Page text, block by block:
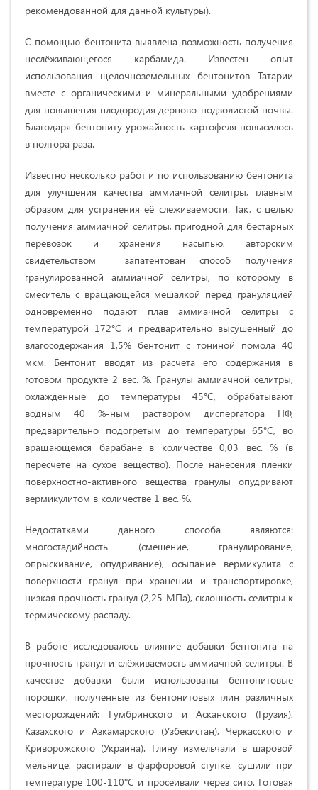
рекомендованной для данной культуры).
С помощью бентонита выявлена возможность получения
неслёживающегося карбамида. Известен опыт
использования щелочноземельных бентонитов Татарии
вместе с органическими и минеральными удобрениями
для повышения плодородия дерново-подзолистой почвы.
Благодаря бентониту урожайность картофеля повысилось
в полтора раза.
Известно несколько работ и по использованию бентонита
для улучшения качества аммиачной селитры, главным
образом для устранения её слеживаемости. Так, с целью
получения аммиачной селитры, пригодной для бестарных
перевозок и хранения насыпью, авторским
свидетельством запатентован способ получения
гранулированной аммиачной селитры, по которому в
смеситель с вращающейся мешалкой перед грануляцией
одновременно подают плав аммиачной селитры с
температурой 172°С и предварительно высушенный до
влагосодержания 1,5% бентонит с тониной помола 40
мкм. Бентонит вводят из расчета его содержания в
готовом продукте 2 вес. %. Гранулы аммиачной селитры,
охлажденные до температуры 45°С, обрабатывают
водным 40 %-ным раствором диспергатора НФ,
предварительно подогретым до температуры 65°С, во
вращающемся барабане в количестве 0,03 вес. % (в
пересчете на сухое вещество). После нанесения плёнки
поверхностно-активного вещества гранулы опудривают
вермикулитом в количестве 1 вес. %.
Недостатками данного способа являются:
многостадийность (смешение, гранулирование,
опрыскивание, опудривание), осыпание вермикулита с
поверхности гранул при хранении и транспортировке,
низкая прочность гранул (2,25 МПа), склонность селитры к
термическому распаду.
В работе исследовалось влияние добавки бентонита на
прочность гранул и слёживаемость аммиачной селитры. В
качестве добавки были использованы бентонитовые
порошки, полученные из бентонитовых глин различных
месторождений: Гумбринского и Асканского (Грузия),
Казахского и Азкамарского (Узбекистан), Черкасского и
Криворожского (Украина). Глину измельчали в шаровой
мельнице, растирали в фарфоровой ступке, сушили при
температуре 100-110°С и просеивали через сито. Готовая